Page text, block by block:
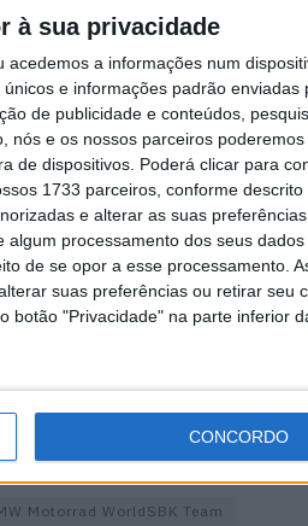
à sua privacidade
acedemos a informações num
e informações padrão enviadas
de publicidade e conteúdos,
nós e os nossos parceiros
de dispositivos. Poderá clicar para
1733 parceiros, conforme descrito
e alterar as suas
algum processamento dos seus
de se opor a esse processamento.
suas preferências ou retirar seu
botão "Privacidade" na parte inferior
CONCORDO
foi uma
na Corrida 2,
a limitação era
controlar a moto
à equipa:
e também ao
Estar aqui após
e fazê-lo de
mostrar, é
sem estar a
pilotos,
e continuar
Motorrad WorldSBK Team